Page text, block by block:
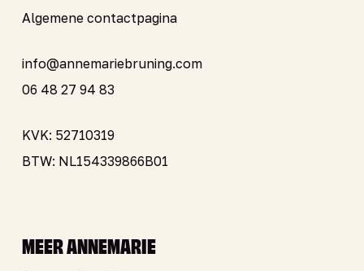
Algemene contactpagina
info@annemariebruning.com
06 48 27 94 83
KVK: 52710319
BTW: NL154339866B01
MEER ANNEMARIE